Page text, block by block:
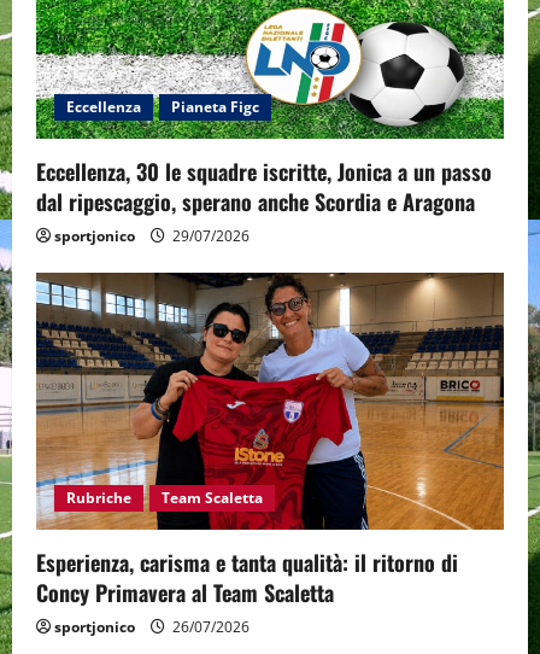
Eccellenza Pianeta Figc
Eccellenza, 30 le squadre iscritte, Jonica a un passo
dal ripescaggio, sperano anche Scordia e Aragona
sportjonico 29/07/2026
Rubriche Team Scaletta
Esperienza, carisma e tanta qualità: il ritorno di
Concy Primavera al Team Scaletta
sportjonico 26/07/2026